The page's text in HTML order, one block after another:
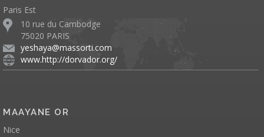
Paris Est
10 rue du Cambodge
75020 PARIS
yeshaya@massorti.com
www.http://dorvador.org/
MAAYANE OR
Nice